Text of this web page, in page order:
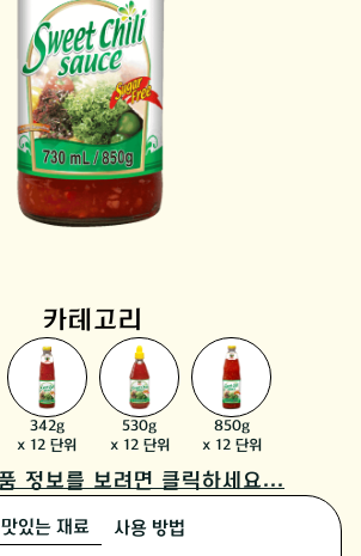
카테고리
342g
x 12 단위
530g
x 12 단위
850g
x 12 단위
정보를 보려면 클릭하세요...
맛있는 재료 사용 방법